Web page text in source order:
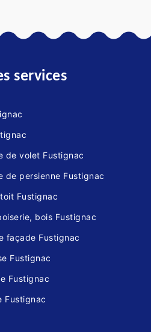
services
de volet Fustignac
de persienne Fustignac
Fustignac
bois Fustignac
façade Fustignac
Fustignac
Fustignac
Fustignac